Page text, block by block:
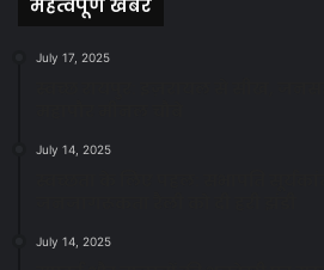
July 17, 2025
July 14, 2025
July 14, 2025